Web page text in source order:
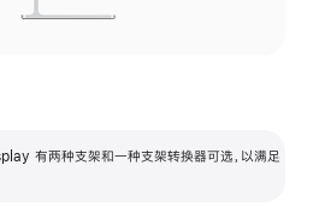
有两种支架和一种支架转换器可选，以满足